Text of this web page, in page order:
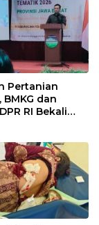
Pertanian
dan
RI Bekali